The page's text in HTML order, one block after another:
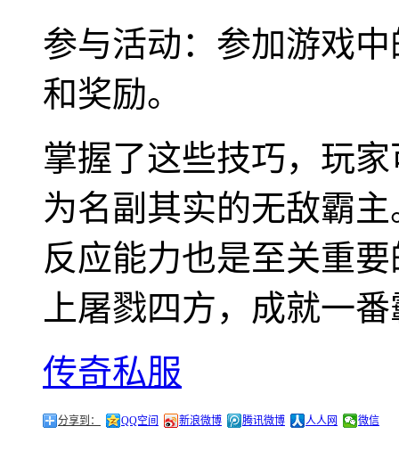
参与活动：参加游戏
和奖励。
掌握了这些技巧，玩
为名副其实的无敌霸
反应能力也是至关重
上屠戮四方，成就一
传奇私服
分享到： QQ空间 新浪微博 腾讯微博 人人网 微信